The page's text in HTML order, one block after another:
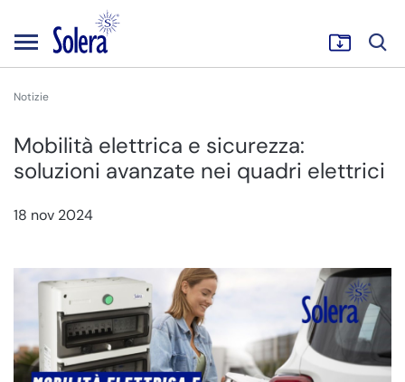
Notizie
Mobilità elettrica e sicurezza:
soluzioni avanzate nei quadri elettrici
18 nov 2024